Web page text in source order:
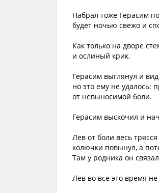
Набрал тоже Герасим
будет ночью свежо и
Как только на дворе
и ослиный крик.
Герасим выглянул и
но это ему не удалось:
от невыносимой боли.
Герасим выскочил и
Лев от боли весь
колючки повынул, а
Там у родника он
Лев во все это время